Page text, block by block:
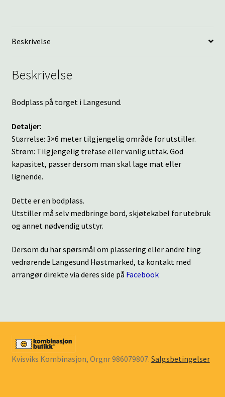
Beskrivelse
Beskrivelse
Bodplass på torget i Langesund.
Detaljer:
Størrelse: 3×6 meter tilgjengelig område for utstiller.
Strøm: Tilgjengelig trefase eller vanlig uttak. God
kapasitet, passer dersom man skal lage mat eller
lignende.
Dette er en bodplass.
Utstiller må selv medbringe bord, skjøtekabel for utebruk
og annet nødvendig utstyr.
Dersom du har spørsmål om plassering eller andre ting
vedrørende Langesund Høstmarked, ta kontakt med
arrangør direkte via deres side på Facebook
Kvisviks Kombinasjon, Orgnr 986079807. Salgsbetingelser